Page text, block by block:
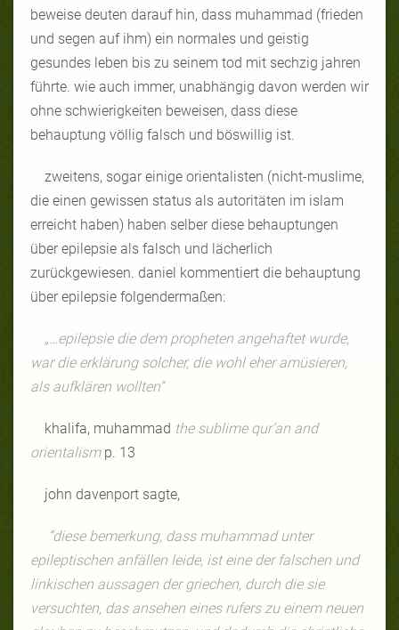
beweise deuten darauf hin, dass muhammad (frieden
und segen auf ihm) ein normales und geistig
gesundes leben bis zu seinem tod mit sechzig jahren
führte. wie auch immer, unabhängig davon werden wir
ohne schwierigkeiten beweisen, dass diese
behauptung völlig falsch und böswillig ist.
zweitens, sogar einige orientalisten (nicht-muslime,
die einen gewissen status als autoritäten im islam
erreicht haben) haben selber diese behauptungen
über epilepsie als falsch und lächerlich
zurückgewiesen. daniel kommentiert die behauptung
über epilepsie folgendermaßen:
„…epilepsie die dem propheten angehaftet wurde,
war die erklärung solcher, die wohl eher amüsieren,
als aufklären wollten“
khalifa, muhammad the sublime qur’an and
orientalismp. 13
john davenport sagte,
“diese bemerkung, dass muhammad unter
epileptischen anfällen leide, ist eine der falschen und
linkischen aussagen der griechen, durch die sie
versuchten, das ansehen eines rufers zu einem neuen